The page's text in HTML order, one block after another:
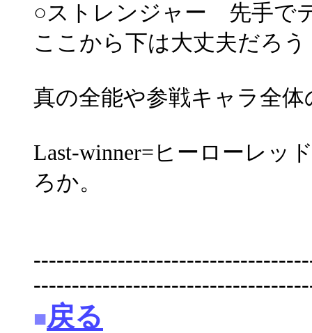
○ストレンジャー 先手で
ここから下は大丈夫だろう
真の全能や参戦キャラ全
Last-winner=ヒーローレ
ろか。
■戻る